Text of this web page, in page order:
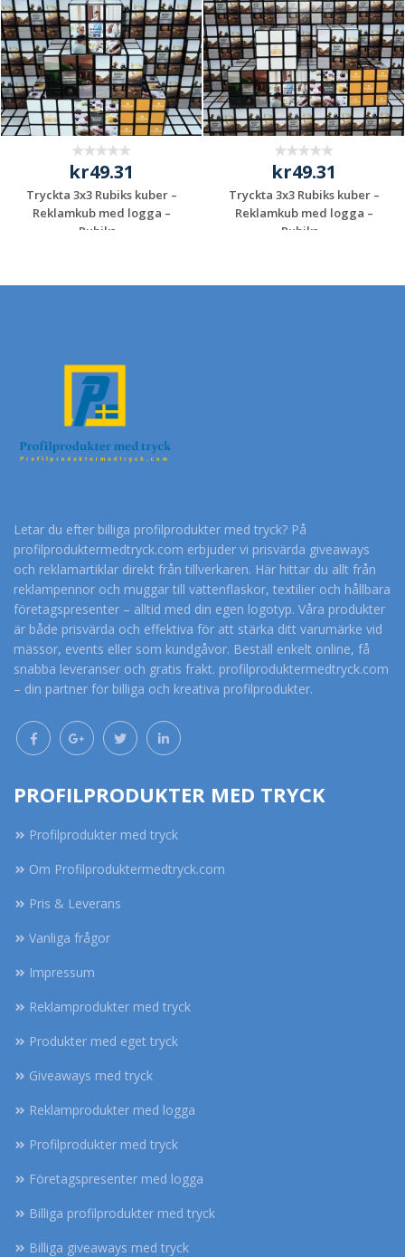
kr49.31
Tryckta 3x3 Rubiks kuber –
Reklamkub med logga –
Rubiks...
kr49.31
Tryckta 3x3 Rubiks kuber –
Reklamkub med logga –
Rubiks...
Letar du efter billiga profilprodukter med tryck? På
profilproduktermedtryck.com erbjuder vi prisvärda giveaways
och reklamartiklar direkt från tillverkaren. Här hittar du allt från
reklampennor och muggar till vattenflaskor, textilier och hållbara
företagspresenter – alltid med din egen logotyp. Våra produkter
är både prisvärda och effektiva för att stärka ditt varumärke vid
mässor, events eller som kundgåvor. Beställ enkelt online, få
snabba leveranser och gratis frakt. profilproduktermedtryck.com
– din partner för billiga och kreativa profilprodukter.
PROFILPRODUKTER MED TRYCK
Profilprodukter med tryck
Om Profilproduktermedtryck.com
Pris & Leverans
Vanliga frågor
Impressum
Reklamprodukter med tryck
Produkter med eget tryck
Giveaways med tryck
Reklamprodukter med logga
Profilprodukter med tryck
Företagspresenter med logga
Billiga profilprodukter med tryck
Billiga giveaways med tryck